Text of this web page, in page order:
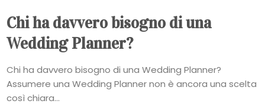
Chi ha davvero bisogno di una
Wedding Planner?
Chi ha davvero bisogno di una Wedding Planner?
Assumere una Wedding Planner non è ancora una scelta
così chiara...